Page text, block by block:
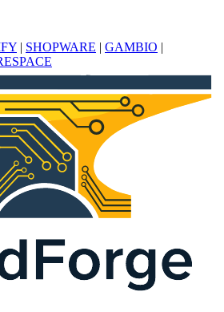
| SHOPWARE | GAMBIO |